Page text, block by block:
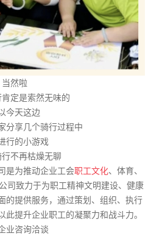
当然啦
定是索然无味的
今天这边
分享几个骑行过程中
行的小游戏
不再枯燥无聊
是为推动企业工会职工文化、体育、
司致力于为职工精神文明建设、健康
的提供服务，通过策划、组织、执行
提升企业职工的凝聚力和战斗力。
业咨询洽谈